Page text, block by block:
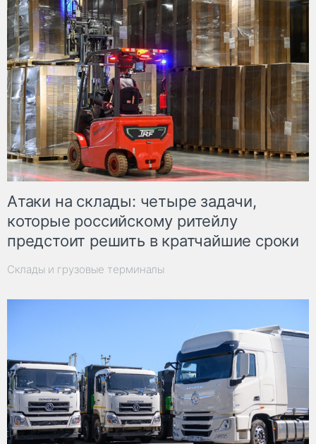
Атаки на склады: четыре задачи,
которые российскому ритейлу
предстоит решить в кратчайшие сроки
Склады и грузовые терминалы